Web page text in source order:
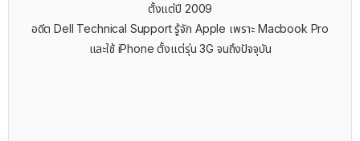
ตั้งแต่ปี 2009
อดีต Dell Technical Support รู้จัก ​Apple เพราะ Macbook Pro
และใช้ iPhone ตั้งแต่รุ่น 3G จนถึงปัจจุบัน